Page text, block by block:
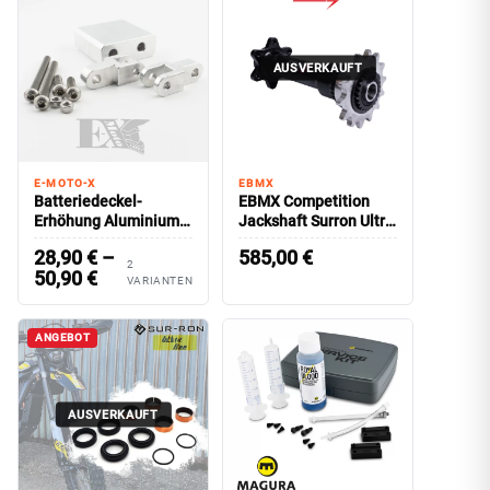
E-MOTO-X
Batteriedeckel-
Erhöhung Aluminium
SURRON Light Bee
28,90€ –
50,90€
2
VARIANTEN
AUSVERKAUFT
EBMX
EBMX Competition
Jackshaft Surron Ultra
Bee
585,00€
ANGEBOT
AUSVERKAUFT